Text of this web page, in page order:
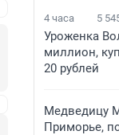
4 часа 5
Уроженка
миллион,
20 рублей
Медведицу
Приморье,